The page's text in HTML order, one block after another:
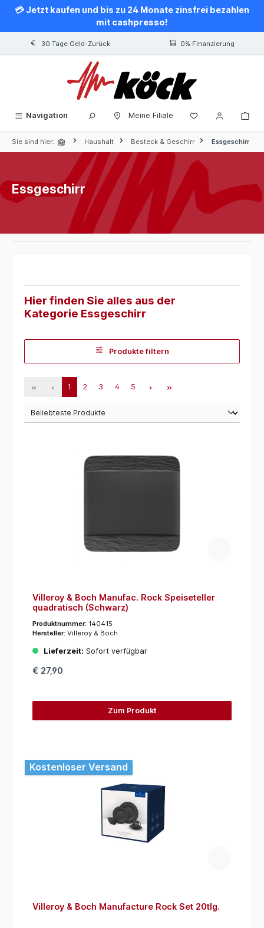
springen
💳 Jetzt kaufen und bis zu 24 Monate zinsfrei bezahlen
mit cashpresso!
30 Tage Geld-Zurück 0% Finanzierung
Navigation Meine Filiale
Sie sind hier: Haushalt Besteck & Geschirr Essgeschirr
Essgeschirr
Hier finden Sie alles aus der
Kategorie Essgeschirr
Produkte filtern
1 2 3 4 5
Villeroy & Boch Manufac. Rock Speiseteller
quadratisch (Schwarz)
Produktnummer: 140415
Hersteller: Villeroy & Boch
Lieferzeit: Sofort verfügbar
€ 27,90
Zum Produkt
Kostenloser Versand
Villeroy & Boch Manufacture Rock Set 20tlg.